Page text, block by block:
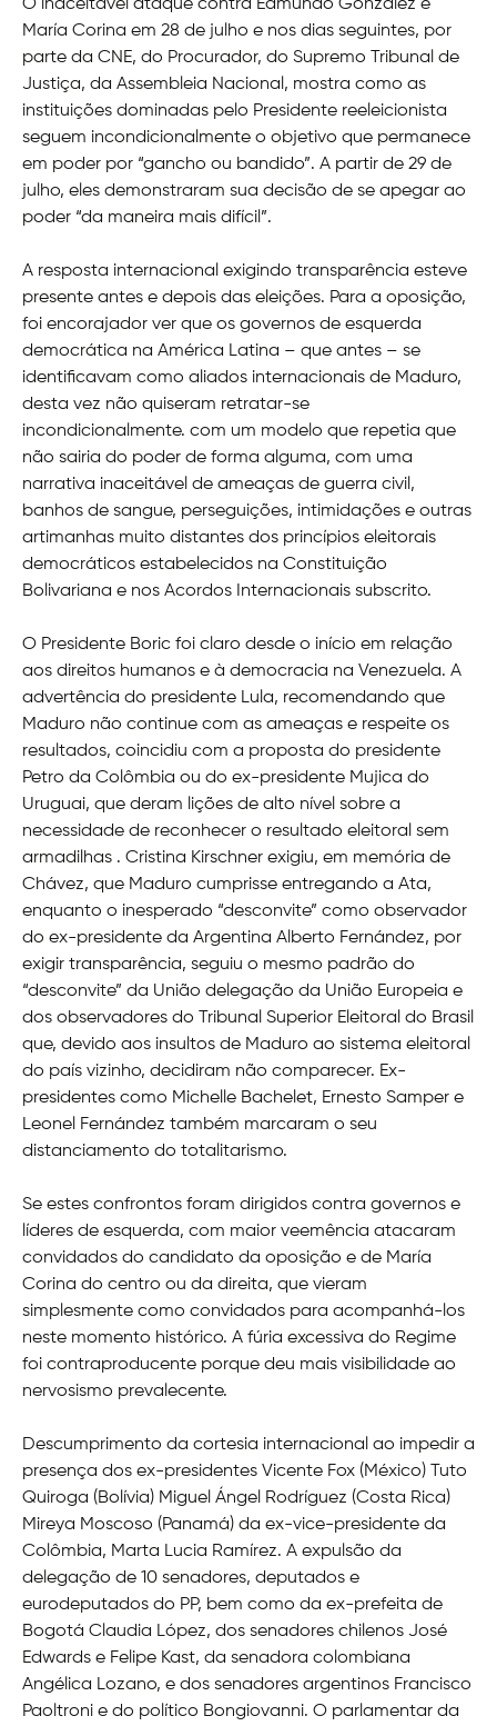
O inaceitável ataque contra Edmundo González e
María Corina em 28 de julho e nos dias seguintes, por
parte da CNE, do Procurador, do Supremo Tribunal de
Justiça, da Assembleia Nacional, mostra como as
instituições dominadas pelo Presidente reeleicionista
seguem incondicionalmente o objetivo que permanece
em poder por “gancho ou bandido”. A partir de 29 de
julho, eles demonstraram sua decisão de se apegar ao
poder “da maneira mais difícil”.
A resposta internacional exigindo transparência esteve
presente antes e depois das eleições. Para a oposição,
foi encorajador ver que os governos de esquerda
democrática na América Latina – que antes – se
identificavam como aliados internacionais de Maduro,
desta vez não quiseram retratar-se
incondicionalmente. com um modelo que repetia que
não sairia do poder de forma alguma, com uma
narrativa inaceitável de ameaças de guerra civil,
banhos de sangue, perseguições, intimidações e outras
artimanhas muito distantes dos princípios eleitorais
democráticos estabelecidos na Constituição
Bolivariana e nos Acordos Internacionais subscrito.
O Presidente Boric foi claro desde o início em relação
aos direitos humanos e à democracia na Venezuela. A
advertência do presidente Lula, recomendando que
Maduro não continue com as ameaças e respeite os
resultados, coincidiu com a proposta do presidente
Petro da Colômbia ou do ex-presidente Mujica do
Uruguai, que deram lições de alto nível sobre a
necessidade de reconhecer o resultado eleitoral sem
armadilhas . Cristina Kirschner exigiu, em memória de
Chávez, que Maduro cumprisse entregando a Ata,
enquanto o inesperado “desconvite” como observador
do ex-presidente da Argentina Alberto Fernández, por
exigir transparência, seguiu o mesmo padrão do
“desconvite” da União delegação da União Europeia e
dos observadores do Tribunal Superior Eleitoral do Brasil
que, devido aos insultos de Maduro ao sistema eleitoral
do país vizinho, decidiram não comparecer. Ex-
presidentes como Michelle Bachelet, Ernesto Samper e
Leonel Fernández também marcaram o seu
distanciamento do totalitarismo.
Se estes confrontos foram dirigidos contra governos e
líderes de esquerda, com maior veemência atacaram
convidados do candidato da oposição e de María
Corina do centro ou da direita, que vieram
simplesmente como convidados para acompanhá-los
neste momento histórico. A fúria excessiva do Regime
foi contraproducente porque deu mais visibilidade ao
nervosismo prevalecente.
Descumprimento da cortesia internacional ao impedir a
presença dos ex-presidentes Vicente Fox (México) Tuto
Quiroga (Bolívia) Miguel Ángel Rodríguez (Costa Rica)
Mireya Moscoso (Panamá) da ex-vice-presidente da
Colômbia, Marta Lucia Ramírez. A expulsão da
delegação de 10 senadores, deputados e
eurodeputados do PP, bem como da ex-prefeita de
Bogotá Claudia López, dos senadores chilenos José
Edwards e Felipe Kast, da senadora colombiana
Angélica Lozano, e dos senadores argentinos Francisco
Paoltroni e do político Bongiovanni. O parlamentar da